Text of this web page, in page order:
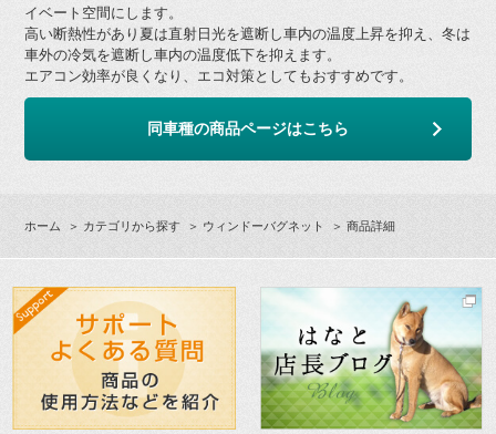
イベート空間にします。
高い断熱性があり夏は直射日光を遮断し車内の温度上昇を抑え、冬は
車外の冷気を遮断し車内の温度低下を抑えます。
エアコン効率が良くなり、エコ対策としてもおすすめです。
同車種の商品ページはこちら
ホーム ＞ カテゴリから探す ＞ ウィンドーバグネット ＞ 商品詳細